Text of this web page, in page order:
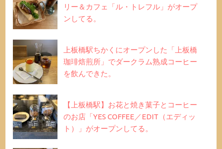
リー＆カフェ「ル・トレフル」がオープ
ンしてる。
上板橋駅ちかくにオープンした「上板橋
珈琲焙煎所」でダークラム熟成コーヒー
を飲んできた。
【上板橋駅】お花と焼き菓子とコーヒー
のお店「YES COFFEE／EDIT（エディッ
ト）」がオープンしてる。